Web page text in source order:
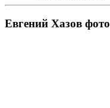
Евгений Хазов фото